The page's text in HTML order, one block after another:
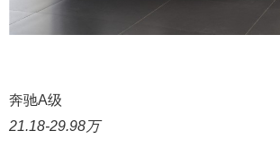
奔驰A级
21.18-29.98万